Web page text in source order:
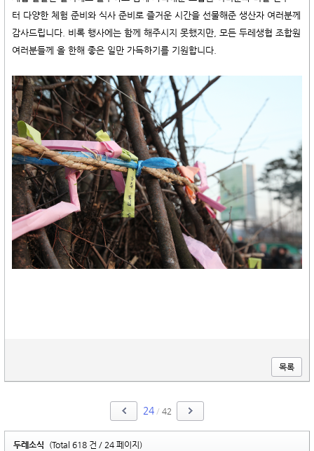
터 다양한 체험 준비와 식사 준비로 즐거운 시간을 선물해준 생산자 여러분께
감사드립니다. 비록 행사에는 함께 해주시지 못했지만, 모든 두레생협 조합원
여러분들께 올 한해 좋은 일만 가득하기를 기원합니다.
목록
24 / 42
두레소식 (Total 618 건 / 24 페이지)